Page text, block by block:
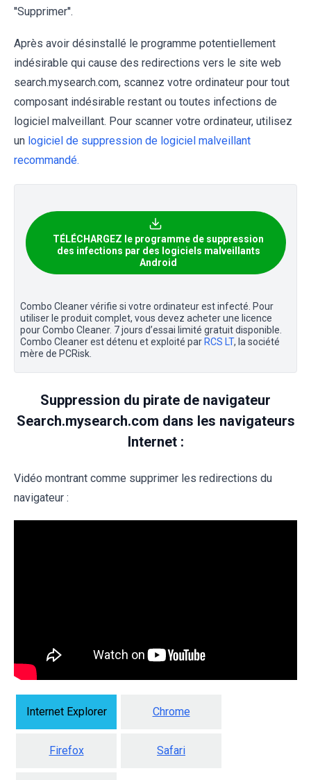
''Supprimer''.
Après avoir désinstallé le programme potentiellement
indésirable qui cause des redirections vers le site web
search.mysearch.com, scannez votre ordinateur pour tout
composant indésirable restant ou toutes infections de
logiciel malveillant. Pour scanner votre ordinateur, utilisez
un logiciel de suppression de logiciel malveillant
recommandé.
TÉLÉCHARGEZ le programme de suppression
des infections par des logiciels malveillants
Android
Combo Cleaner vérifie si votre ordinateur est infecté. Pour
utiliser le produit complet, vous devez acheter une licence
pour Combo Cleaner. 7 jours d’essai limité gratuit disponible.
Combo Cleaner est détenu et exploité par RCS LT, la société
mère de PCRisk.
Suppression du pirate de navigateur
Search.mysearch.com dans les navigateurs
Internet :
Vidéo montrant comme supprimer les redirections du
navigateur :
Internet Explorer Chrome
Firefox Safari